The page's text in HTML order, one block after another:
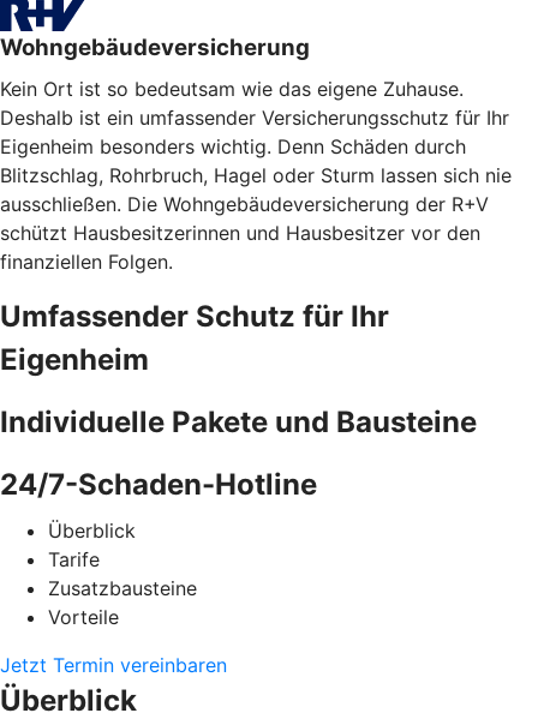
Wohngebäudeversicherung
Kein Ort ist so bedeutsam wie das eigene Zuhause.
Deshalb ist ein umfassender Versicherungsschutz für Ihr
Eigenheim besonders wichtig. Denn Schäden durch
Blitzschlag, Rohrbruch, Hagel oder Sturm lassen sich nie
ausschließen. Die Wohngebäudeversicherung der R+V
schützt Hausbesitzerinnen und Hausbesitzer vor den
finanziellen Folgen.
Umfassender Schutz für Ihr
Eigenheim
Individuelle Pakete und Bausteine
24/7-Schaden-Hotline
Überblick
Tarife
Zusatzbausteine
Vorteile
Jetzt Termin vereinbaren
Überblick